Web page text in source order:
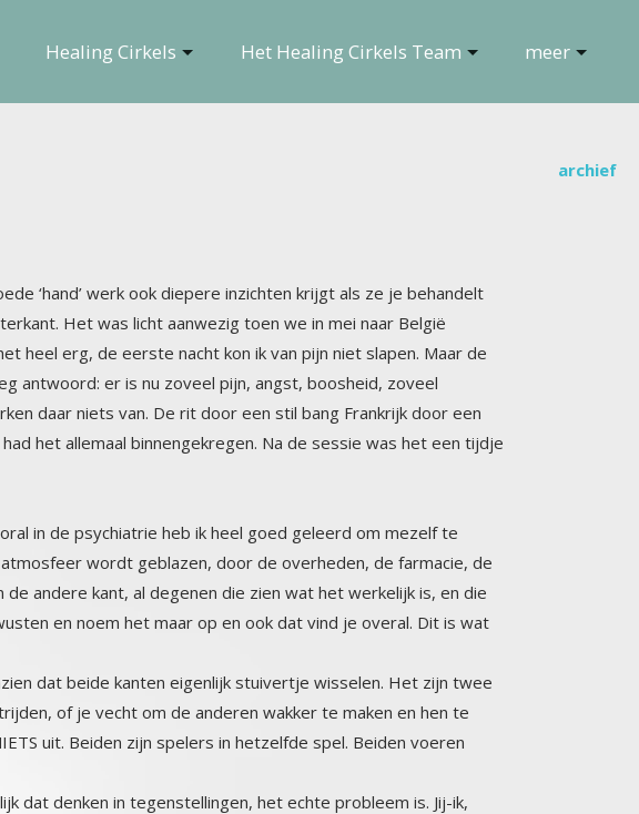
Healing Cirkels Het Healing Cirkels Team meer
archief
‘hand’ werk ook diepere inzichten krijgt als ze je behandelt
Het was licht aanwezig toen we in mei naar België
heel erg, de eerste nacht kon ik van pijn niet slapen. Maar de
antwoord: er is nu zoveel pijn, angst, boosheid, zoveel
daar niets van. De rit door een stil bang Frankrijk door een
het allemaal binnengekregen. Na de sessie was het een tijdje
in de psychiatrie heb ik heel goed geleerd om mezelf te
wordt geblazen, door de overheden, de farmacie, de
andere kant, al degenen die zien wat het werkelijk is, en die
en noem het maar op en ook dat vind je overal. Dit is wat
dat beide kanten eigenlijk stuivertje wisselen. Het zijn twee
of je vecht om de anderen wakker te maken en hen te
uit. Beiden zijn spelers in hetzelfde spel. Beiden voeren
dat denken in tegenstellingen, het echte probleem is. Jij-ik,